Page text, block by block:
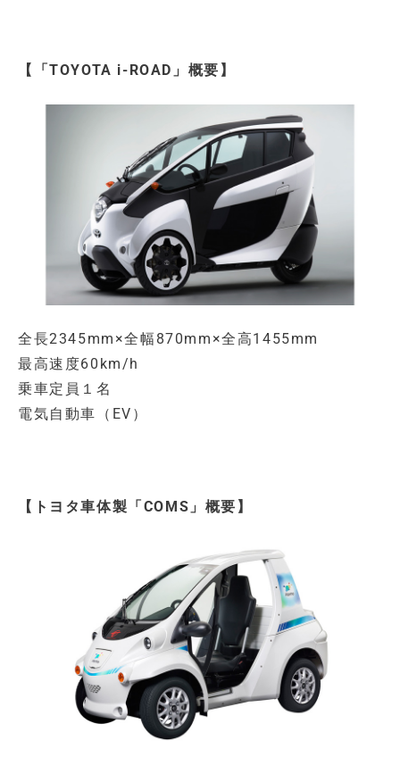
【「TOYOTA i-ROAD」概要】
全長2345mm×全幅870mm×全高1455mm
最高速度60km/h
乗車定員１名
電気自動車（EV）
【トヨタ車体製「COMS」概要】